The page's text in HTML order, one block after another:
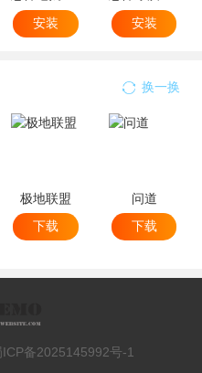
安装
安装
换一换
极地联盟
下载
问道
下载
备2025145992号-1